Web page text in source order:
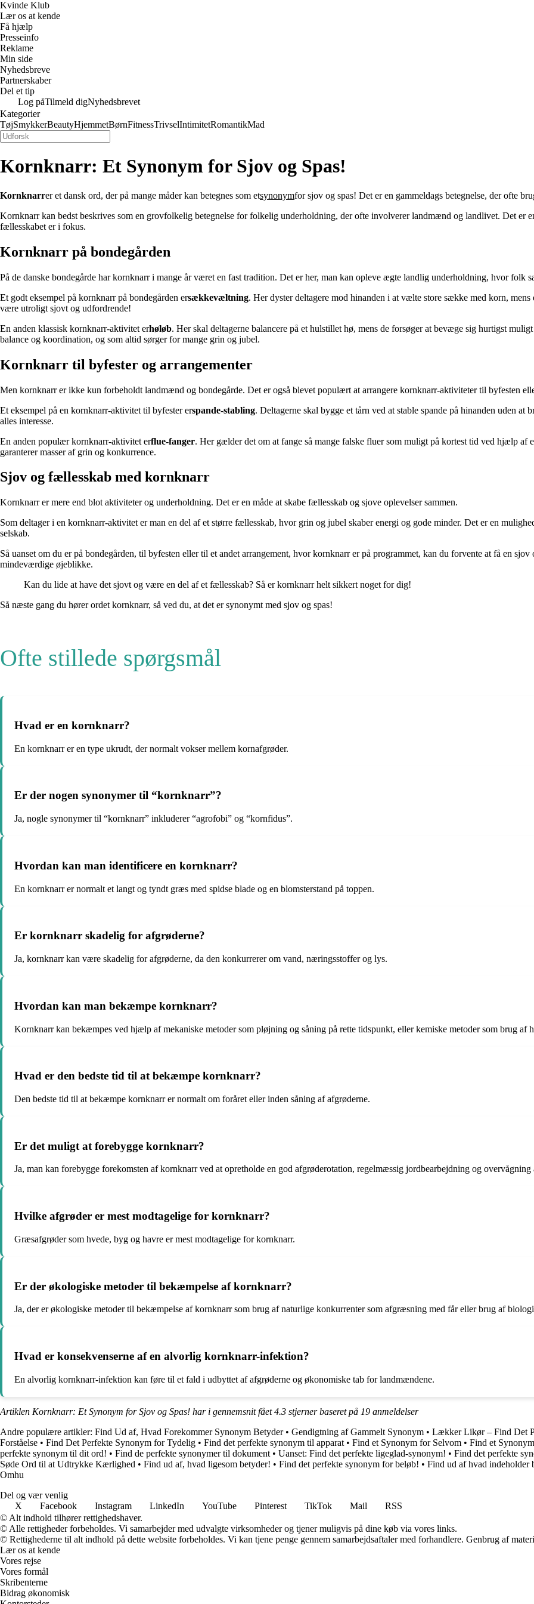
Kvinde Klub
Lær os at kende
Få hjælp
Presseinfo
Reklame
Min side
Nyhedsbreve
Partnerskaber
Del et tip
Log påTilmeld digNyhedsbrevet
Kategorier
TøjSmykkerBeautyHjemmetBørnFitnessTrivselIntimitetRomantikMad
Kornknarr: Et Synonym for Sjov og Spas!
Kornknarrer et dansk ord, der på mange måder kan betegnes som etsynonymfor sjov og spas! Det er en gammeldags betegnelse, der ofte
Kornknarr kan bedst beskrives som en grovfolkelig betegnelse for folkelig underholdning, der ofte involverer landmænd og landlivet. Det er
fællesskabet er i fokus.
Kornknarr på bondegården
På de danske bondegårde har kornknarr i mange år været en fast tradition. Det er her, man kan opleve ægte landlig underholdning, hvor folk
Et godt eksempel på kornknarr på bondegården ersækkevæltning. Her dyster deltagere mod hinanden i at vælte store sække med korn,
være utroligt sjovt og udfordrende!
En anden klassisk kornknarr-aktivitet erhøløb. Her skal deltagerne balancere på et hulstillet hø, mens de forsøger at bevæge sig hurtigst
balance og koordination, og som altid sørger for mange grin og jubel.
Kornknarr til byfester og arrangementer
Men kornknarr er ikke kun forbeholdt landmænd og bondegårde. Det er også blevet populært at arrangere kornknarr-aktiviteter til byfesten
Et eksempel på en kornknarr-aktivitet til byfester erspande-stabling. Deltagerne skal bygge et tårn ved at stable spande på hinanden uden
alles interesse.
En anden populær kornknarr-aktivitet erflue-fanger. Her gælder det om at fange så mange falske fluer som muligt på kortest tid ved hjælp af
garanterer masser af grin og konkurrence.
Sjov og fællesskab med kornknarr
Kornknarr er mere end blot aktiviteter og underholdning. Det er en måde at skabe fællesskab og sjove oplevelser sammen.
Som deltager i en kornknarr-aktivitet er man en del af et større fællesskab, hvor grin og jubel skaber energi og gode minder. Det er en
selskab.
Så uanset om du er på bondegården, til byfesten eller til et andet arrangement, hvor kornknarr er på programmet, kan du forvente at få en
mindeværdige øjeblikke.
Kan du lide at have det sjovt og være en del af et fællesskab? Så er kornknarr helt sikkert noget for dig!
Så næste gang du hører ordet kornknarr, så ved du, at det er synonymt med sjov og spas!
Ofte stillede spørgsmål
Hvad er en kornknarr?
En kornknarr er en type ukrudt, der normalt vokser mellem kornafgrøder.
Er der nogen synonymer til “kornknarr”?
Ja, nogle synonymer til “kornknarr” inkluderer “agrofobi” og “kornfidus”.
Hvordan kan man identificere en kornknarr?
En kornknarr er normalt et langt og tyndt græs med spidse blade og en blomsterstand på toppen.
Er kornknarr skadelig for afgrøderne?
Ja, kornknarr kan være skadelig for afgrøderne, da den konkurrerer om vand, næringsstoffer og lys.
Hvordan kan man bekæmpe kornknarr?
Kornknarr kan bekæmpes ved hjælp af mekaniske metoder som pløjning og såning på rette tidspunkt, eller kemiske metoder som brug af
Hvad er den bedste tid til at bekæmpe kornknarr?
Den bedste tid til at bekæmpe kornknarr er normalt om foråret eller inden såning af afgrøderne.
Er det muligt at forebygge kornknarr?
Ja, man kan forebygge forekomsten af kornknarr ved at opretholde en god afgrøderotation, regelmæssig jordbearbejdning og overvågning
Hvilke afgrøder er mest modtagelige for kornknarr?
Græsafgrøder som hvede, byg og havre er mest modtagelige for kornknarr.
Er der økologiske metoder til bekæmpelse af kornknarr?
Ja, der er økologiske metoder til bekæmpelse af kornknarr som brug af naturlige konkurrenter som afgræsning med får eller brug af
Hvad er konsekvenserne af en alvorlig kornknarr-infektion?
En alvorlig kornknarr-infektion kan føre til et fald i udbyttet af afgrøderne og økonomiske tab for landmændene.
Artiklen Kornknarr: Et Synonym for Sjov og Spas! har i gennemsnit fået4.3 stjerner baseret på 19 anmeldelser
Andre populære artikler: Find Ud af, Hvad Forekommer Synonym Betyder• Gendigtning af Gammelt Synonym • Lækker Likør – Find Det
Forståelse • Find Det Perfekte Synonym for Tydelig • Find det perfekte synonym til apparat • Find et Synonym for Selvom • Find et
perfekte synonym til dit ord! • Find de perfekte synonymer til dokument • Uanset: Find det perfekte ligeglad-synonym! • Find det perfekte
Søde Ord til at Udtrykke Kærlighed • Find ud af, hvad ligesom betyder! • Find det perfekte synonym for beløb! • Find ud af hvad indeholder
Omhu
Del og vær venlig
X
Facebook Instagram LinkedIn YouTube Pinterest TikTok Mail
RSS
© Alt indhold tilhører rettighedshaver.
© Alle rettigheder forbeholdes. Vi samarbejder med udvalgte virksomheder og tjener muligvis på dine køb via vores links.
© Rettighederne til alt indhold på dette website forbeholdes. Vi kan tjene penge gennem samarbejdsaftaler med forhandlere. Genbrug af
Lær os at kende
Vores rejse
Vores formål
Skribenterne
Bidrag økonomisk